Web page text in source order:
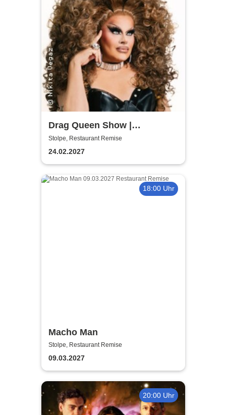
Drag Queen Show |
Restaurant Remise Stolpe
Stolpe, Restaurant Remise
24.02.2027
18:00 Uhr
Macho Man
Stolpe, Restaurant Remise
09.03.2027
20:00 Uhr